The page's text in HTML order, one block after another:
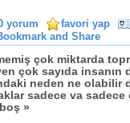
yorum favori yap
çok miktarda
çok sayıda
neden ne olabilir
sadece va sadece
»